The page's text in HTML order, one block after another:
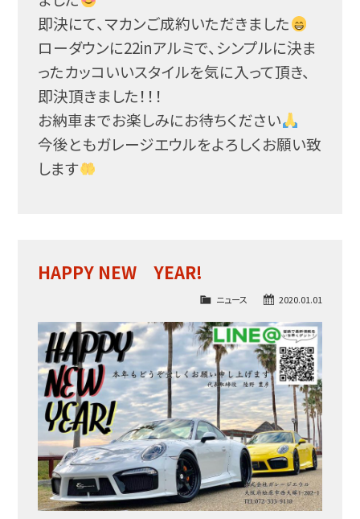
即決にて、マカンご成約いただきました
ローダウンに22inアルミで、シンプルに決ま
ったカッコいいスタイルを気に入って頂き、
即決頂きました！！！
お納車までお楽しみにお待ちください
今後ともガレージエウルをよろしくお願い致
します
HAPPY NEW YEAR!
2020.01.01
ニュース